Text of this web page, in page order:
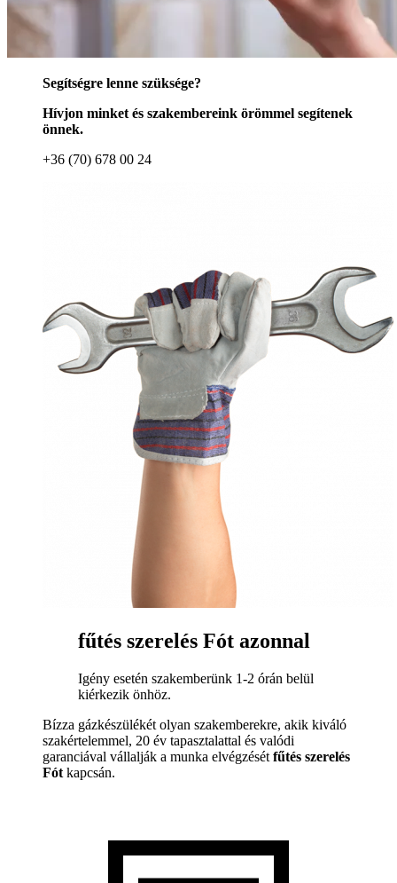
Segítségre lenne szüksége?
Hívjon minket és szakembereink örömmel segítenek
önnek.
+36 (70) 678 00 24
fűtés szerelés Fót azonnal
Igény esetén szakemberünk 1-2 órán belül
kiérkezik önhöz.
Bízza gázkészülékét olyan szakemberekre, akik kiváló
szakértelemmel, 20 év tapasztalattal és valódi
garanciával vállalják a munka elvégzését fűtés szerelés
Fót kapcsán.